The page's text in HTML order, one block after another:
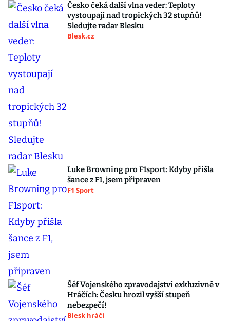
Česko čeká další vlna veder: Teploty
vystoupají nad tropických 32 stupňů!
Sledujte radar Blesku
Blesk.cz
Luke Browning pro F1sport: Kdyby přišla
šance z F1, jsem připraven
F1 Sport
Šéf Vojenského zpravodajství exkluzivně v
Hráčích: Česku hrozil vyšší stupeň
nebezpečí!
Blesk hráči